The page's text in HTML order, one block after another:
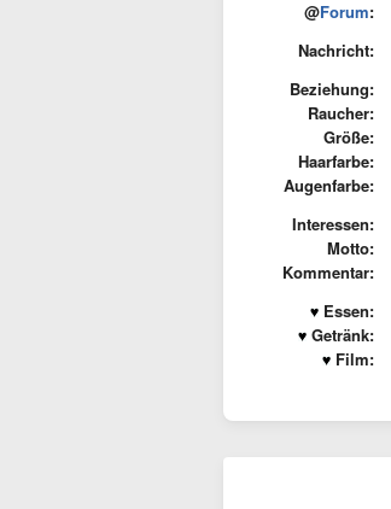
@Forum:
Nachricht:
Beziehung:
Raucher:
Größe:
Haarfarbe:
Augenfarbe:
Interessen:
Motto:
Kommentar:
Essen:
Getränk:
Film: